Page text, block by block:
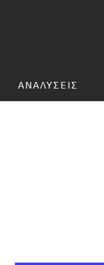
ΑΝΑΛΥΣΕΙΣ